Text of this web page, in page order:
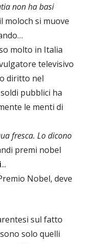
non ha basi
moloch si muove
molto in Italia
televisivo
diritto nel
pubblici ha
le menti di
fresca. Lo dicono
premi nobel
...
Nobel, deve
sul fatto
solo quelli